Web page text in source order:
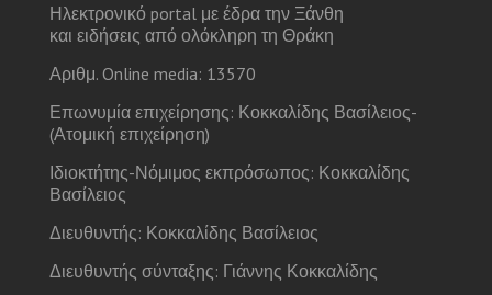
Ηλεκτρονικό portal με έδρα την Ξάνθη
και ειδήσεις από ολόκληρη τη Θράκη
Αριθμ. Online media: 13570
Επωνυμία επιχείρησης: Κοκκαλίδης Βασίλειος-
(Ατομική επιχείρηση)
Ιδιοκτήτης-Νόμιμος εκπρόσωπος: Κοκκαλίδης
Βασίλειος
Διευθυντής: Κοκκαλίδης Βασίλειος
Διευθυντής σύνταξης: Γιάννης Κοκκαλίδης